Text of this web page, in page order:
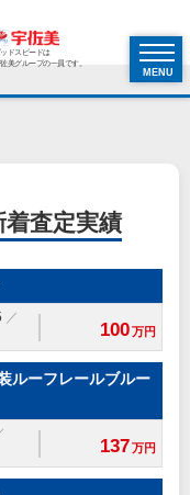
ッドスピードは
美グループの一員です。
MENU
査定実績
100万円
ルーフレールブルー
137万円